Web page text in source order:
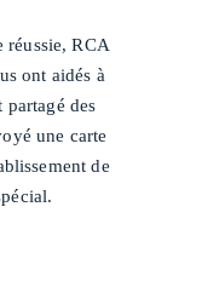
réussie, RCA
ont aidés à
partagé des
une carte
de